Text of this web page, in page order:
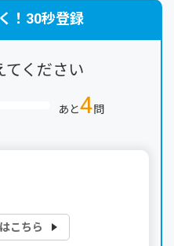
！30秒登録
てください
あと4問
こちら